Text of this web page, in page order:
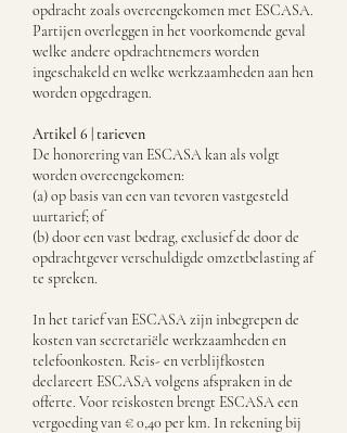
opdracht zoals overeengekomen met ESCASA.
Partijen overleggen in het voorkomende geval
welke andere opdrachtnemers worden
ingeschakeld en welke werkzaamheden aan hen
worden opgedragen.
Artikel 6 | tarieven
De honorering van ESCASA kan als volgt
worden overeengekomen:
(a) op basis van een van tevoren vastgesteld
uurtarief; of
(b) door een vast bedrag, exclusief de door de
opdrachtgever verschuldigde omzetbelasting af
te spreken.
In het tarief van ESCASA zijn inbegrepen de
kosten van secretariële werkzaamheden en
telefoonkosten. Reis- en verblijfkosten
declareert ESCASA volgens afspraken in de
offerte. Voor reiskosten brengt ESCASA een
vergoeding van € 0,40 per km. In rekening bij